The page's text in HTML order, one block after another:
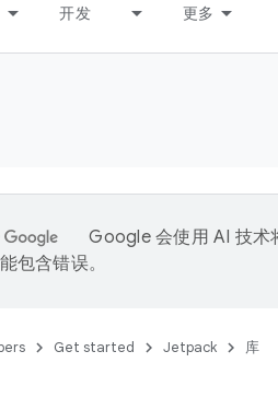
开发 更多
Google 会使用 AI 技术
包含错误。
Get started Jetpack 库